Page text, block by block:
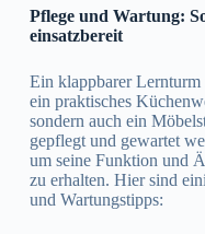
Pflege und Wartung:
einsatzbereit
Ein klappbarer
ein praktisches
sondern auch ein
gepflegt und gewartet
um seine Funktion und
zu erhalten. Hier sind
und Wartungstipps: